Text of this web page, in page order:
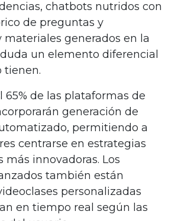
chatbots nutridos con
de preguntas y
materiales generados en la
un elemento diferencial
tienen.
65% de las plataformas de
generación de
permitiendo a
centrarse en estrategias
más innovadoras. Los
también están
personalizadas
en tiempo real según las